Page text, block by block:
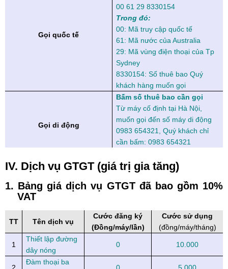
Gọi quốc tế
00 61 29 8330154
Trong đó:
00: Mã truy cập quốc tế
61: Mã nước của Australia
29: Mã vùng điện thoại của Tp
Sydney
8330154: Số thuê bao Quý
khách hàng muốn gọi
Gọi di động
Bấm số thuê bao cần gọi
Từ máy cố định tại Hà Nội,
muốn gọi đến số máy di động
0983 654321, Quý khách chỉ
cần bấm: 0983 654321
IV. Dịch vụ GTGT (giá trị gia tăng)
1. Bảng giá dịch vụ GTGT đã bao gồm 10%
VAT
TT Tên dịch vụ
Cước đăng ký
(Đồng/máy/lần)
Cước sử dụng
(đồng/máy/tháng)
1
Thiết lập đường
dây nóng
0 10.000
Đàm thoại ba